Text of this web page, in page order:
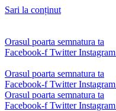
Sari la conținut
Orasul poarta semnatura ta
Facebook-f Twitter Instagram
Orasul poarta semnatura ta
Facebook-f Twitter Instagram
Orasul poarta semnatura ta
Facebook-f Twitter Instagram